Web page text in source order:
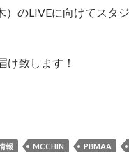
）のLIVEに向けてスタ
け致します！
タジオ練習day♪
報 MCCHIN PBMAA